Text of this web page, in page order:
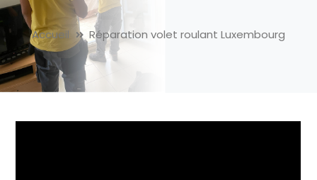
Accueil Réparation volet roulant Luxembourg